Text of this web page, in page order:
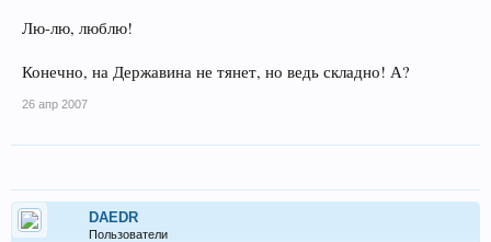
Лю-лю, люблю!
Конечно, на Державина не тянет, но ведь складно! А?
26 апр 2007
DAEDR
Пользователи